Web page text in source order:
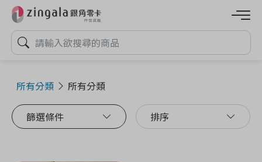
所有分類 所有分類
篩選條件 排序